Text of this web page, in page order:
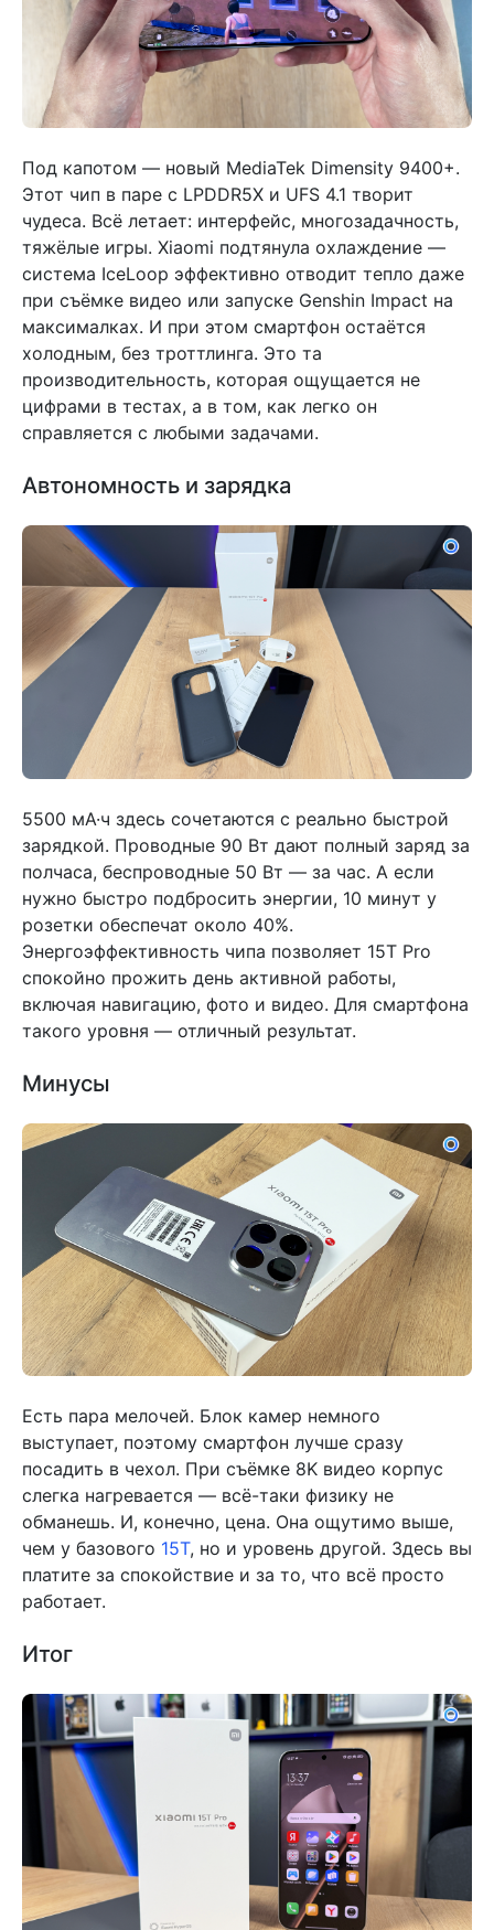
Под капотом — новый MediaTek Dimensity 9400+.
Этот чип в паре с LPDDR5X и UFS 4.1 творит
чудеса. Всё летает: интерфейс, многозадачность,
тяжёлые игры. Xiaomi подтянула охлаждение —
система IceLoop эффективно отводит тепло даже
при съёмке видео или запуске Genshin Impact на
максималках. И при этом смартфон остаётся
холодным, без троттлинга. Это та
производительность, которая ощущается не
цифрами в тестах, а в том, как легко он
справляется с любыми задачами.
Автономность и зарядка
5500 мА·ч здесь сочетаются с реально быстрой
зарядкой. Проводные 90 Вт дают полный заряд за
полчаса, беспроводные 50 Вт — за час. А если
нужно быстро подбросить энергии, 10 минут у
розетки обеспечат около 40%.
Энергоэффективность чипа позволяет 15T Pro
спокойно прожить день активной работы,
включая навигацию, фото и видео. Для смартфона
такого уровня — отличный результат.
Минусы
Есть пара мелочей. Блок камер немного
выступает, поэтому смартфон лучше сразу
посадить в чехол. При съёмке 8K видео корпус
слегка нагревается — всё-таки физику не
обманешь. И, конечно, цена. Она ощутимо выше,
чем у базового 15T, но и уровень другой. Здесь вы
платите за спокойствие и за то, что всё просто
работает.
Итог